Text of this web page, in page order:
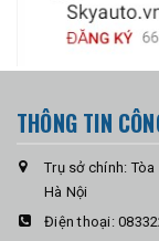
THÔNG TIN
Trụ sở chính:
Hà Nội
Điện thoại: